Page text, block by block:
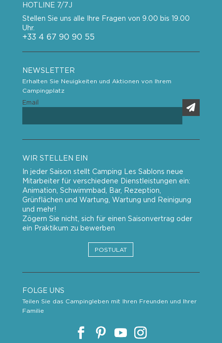
HOTLINE 7/7J
Stellen Sie uns alle Ihre Fragen von 9.00 bis 19.00
Uhr.
+33 4 67 90 90 55
NEWSLETTER
Erhalten Sie Neuigkeiten und Aktionen von Ihrem
Campingplatz
Email
WIR STELLEN EIN
In jeder Saison stellt Camping Les Sablons neue
Mitarbeiter für verschiedene Dienstleistungen ein:
Animation, Schwimmbad, Bar, Rezeption,
Grünflächen und Wartung, Wartung und Reinigung
und mehr!
Zögern Sie nicht, sich für einen Saisonvertrag oder
ein Praktikum zu bewerben
POSTULAT
FOLGE UNS
Teilen Sie das Campingleben mit Ihren Freunden und Ihrer
Familie